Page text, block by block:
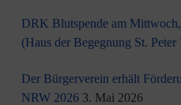
DRK Blutspende am
(Haus der Begegnung St.
Der Bürgerverein erhält
NRW 2026 3. Mai 2026